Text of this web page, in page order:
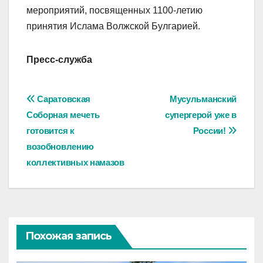
мероприятий, посвященных 1100-летию
принятия Ислама Волжской Булгарией.
Пресс-служба
Навигация
по
записям
Мусульманский
супергерой уже в
России!
Саратовская
Соборная мечеть
готовится к
возобновлению
коллективных намазов
Похожая запись